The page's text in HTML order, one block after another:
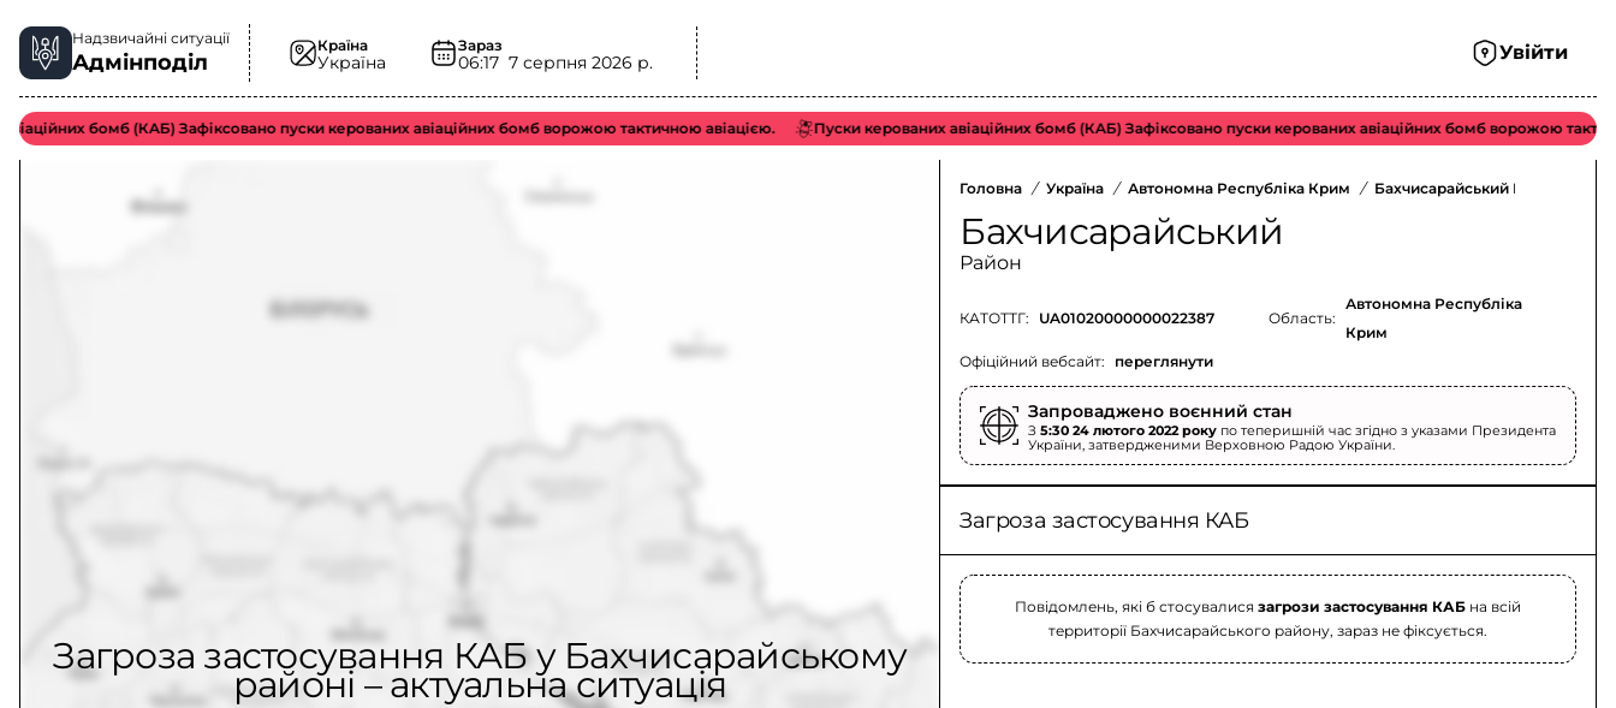
Надзвичайні ситуації
Адмінподіл
Країна
Україна
Зараз
06:17 7 серпня 2026 р. Увійти
бомб (КАБ) Зафіксовано пуски керованих авіаційних бомб ворожою тактичною авіацією. Пуски керованих авіаційних бомб (КАБ) Зафіксовано пуски керованих авіаційних бомб ворожою
Загроза застосування КАБ у Бахчисарайському
районі – актуальна ситуація
Головна / Україна / Автономна Республіка Крим / Бахчисарайський Район
Бахчисарайський
Район
КАТОТТГ: UA01020000000022387
Офіційний вебсайт: переглянути
Область:
Автономна Республіка
Крим
Запроваджено воєнний стан
З5:30 24 лютого 2022 року по теперишній час згідно з указами Президента
України, затвердженими Верховною Радою України.
Загроза застосування КАБ
Повідомлень, які б стосувалисязагрози застосування КАБ на всій
территорії Бахчисарайського району, зараз не фіксується.